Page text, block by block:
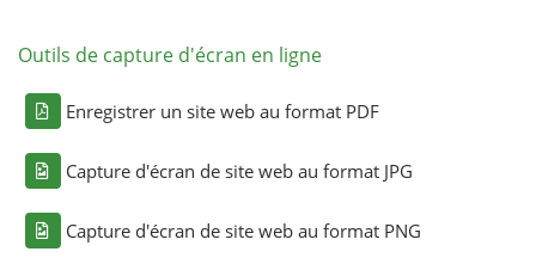
Outils de capture d'écran en ligne
Enregistrer un site web au format PDF
Capture d'écran de site web au format JPG
Capture d'écran de site web au format PNG